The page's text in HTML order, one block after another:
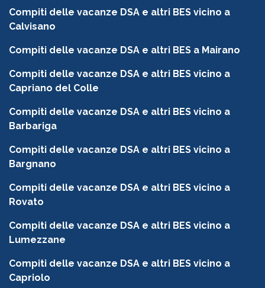
Compiti delle vacanze DSA e altri BES vicino a
Calvisano
Compiti delle vacanze DSA e altri BES a Mairano
Compiti delle vacanze DSA e altri BES vicino a
Capriano del Colle
Compiti delle vacanze DSA e altri BES vicino a
Barbariga
Compiti delle vacanze DSA e altri BES vicino a
Bargnano
Compiti delle vacanze DSA e altri BES vicino a
Rovato
Compiti delle vacanze DSA e altri BES vicino a
Lumezzane
Compiti delle vacanze DSA e altri BES vicino a
Capriolo